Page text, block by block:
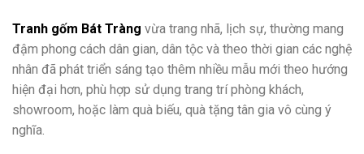
Tranh gốm Bát Tràng vừa trang nhã, lịch sự, thường mang
đậm phong cách dân gian, dân tộc và theo thời gian các nghệ
nhân đã phát triển sáng tạo thêm nhiều mẫu mới theo hướng
hiện đại hơn, phù hợp sử dụng trang trí phòng khách,
showroom, hoặc làm quà biếu, quà tặng tân gia vô cùng ý
nghĩa.